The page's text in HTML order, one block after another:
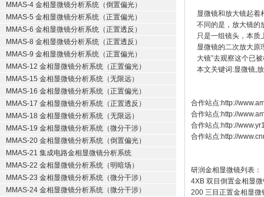
MMAS-4 金相显微镜分析系统（倒置偏光）
MMAS-5 金相显微镜分析系统（正置偏光）
MMAS-6 金相显微镜分析系统（正置透反）
MMAS-8 金相显微镜分析系统（正置透反）
MMAS-9 金相显微镜分析系统（正置偏光）
MMAS-12 金相显微镜分析系统（正置偏光）
MMAS-15 金相显微镜分析系统（无限远）
MMAS-16 金相显微镜分析系统（正置偏光）
MMAS-17 金相显微镜分析系统（正置透反）
MMAS-18 金相显微镜分析系统（无限远）
MMAS-19 金相显微镜分析系统（微分干涉）
MMAS-20 金相显微镜分析系统（倒置偏光）
MMAS-21 集成电路金相显微镜分析系统
MMAS-22 金相显微镜分析系统（明暗场）
MMAS-23 金相显微镜分析系统（微分干涉）
MMAS-24 金相显微镜分析系统（微分干涉）
显微镜和放大镜起着
不同的是，放大镜的
只是一组镜头，本质
显微镜的二次放大原
大镜”去观察这个已
本文关键词:显微镜,
合作站点:http://
合作站点:http://
合作站点:http://
合作站点:http://
研润金相显微镜列表：
4XB 双目倒置金相显
200 三目正置金相显微